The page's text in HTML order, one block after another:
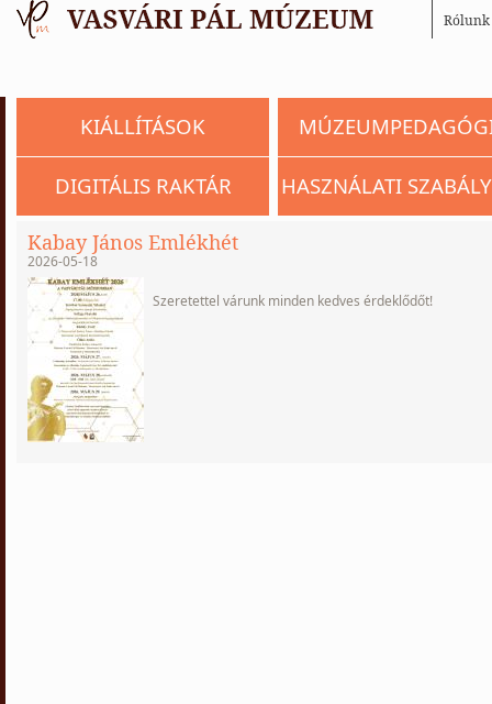
Rólunk
KIÁLLÍTÁSOK
DIGITÁLIS RAKTÁR HASZNÁLATI
Kabay János Emlékhét
2026-05-18
Szeretettel várunk minden kedves érdeklődőt!